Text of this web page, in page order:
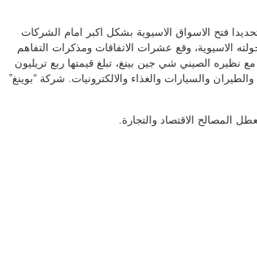
فتح الاسواق الاسيوية بشكل اكبر امام الشركات
الاسيوية، وقع عشرات الاتفاقات ومذكرات التفاهم
نظيره الصيني شي جين بينغ، تبلغ قيمتها ربع تريليون
والطيران والسيارات والغذاء والالكترونيات. شركة “بوينغ”